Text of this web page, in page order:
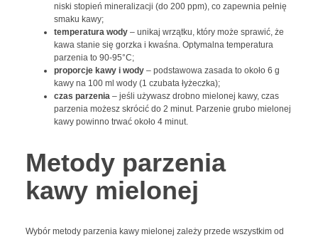
niski stopień mineralizacji (do 200 ppm), co zapewnia pełnię
smaku kawy;
temperatura wody – unikaj wrzątku, który może sprawić, że
kawa stanie się gorzka i kwaśna. Optymalna temperatura
parzenia to 90-95°C;
proporcje kawy i wody – podstawowa zasada to około 6 g
kawy na 100 ml wody (1 czubata łyżeczka);
czas parzenia – jeśli używasz drobno mielonej kawy, czas
parzenia możesz skrócić do 2 minut. Parzenie grubo mielonej
kawy powinno trwać około 4 minut.
Metody parzenia
kawy mielonej
Wybór metody parzenia kawy mielonej zależy przede wszystkim od